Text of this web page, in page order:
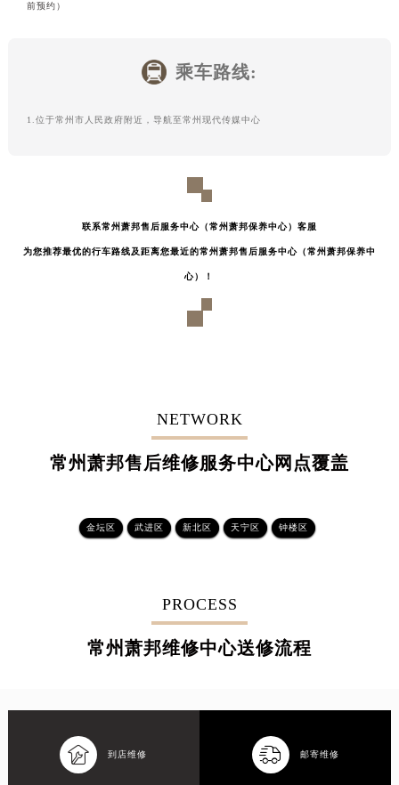
前预约）
乘车路线:
1.位于常州市人民政府附近，导航至常州现代传媒中心
联系常州萧邦售后服务中心（常州萧邦保养中心）客服
为您推荐最优的行车路线及距离您最近的常州萧邦售后服务中心（常州萧邦保养中
心）！
NETWORK
常州萧邦售后维修服务中心网点覆盖
金坛区 武进区 新北区 天宁区 钟楼区
PROCESS
常州萧邦维修中心送修流程
 到店维修  邮寄维修